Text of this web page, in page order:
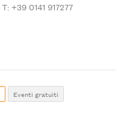
T: +39 0141 917277
Eventi gratuiti